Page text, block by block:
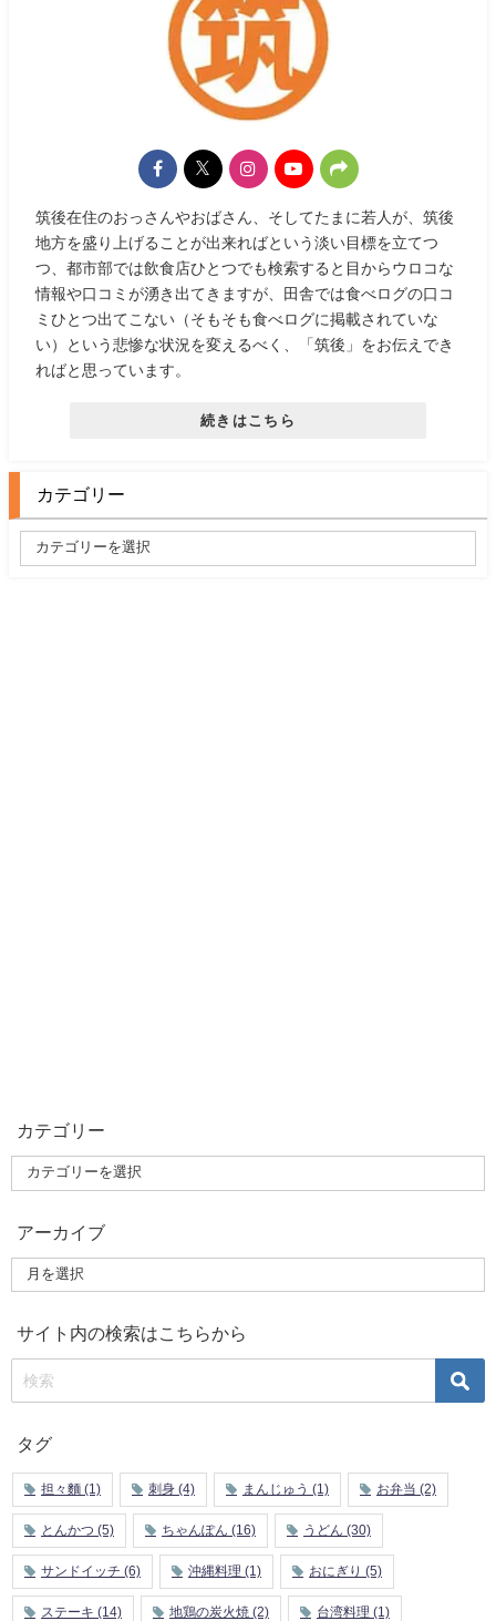
筑後在住のおっさんやおばさん、そしてたまに若人が、筑後
地方を盛り上げることが出来ればという淡い目標を立てつ
つ、都市部では飲食店ひとつでも検索すると目からウロコな
情報や口コミが湧き出てきますが、田舎では食べログの口コ
ミひとつ出てこない（そもそも食べログに掲載されていな
い）という悲惨な状況を変えるべく、「筑後」をお伝えでき
ればと思っています。
続きはこちら
カテゴリー
カテゴリー
アーカイブ
サイト内の検索はこちらから
タグ
担々麵 (1) 刺身 (4) まんじゅう (1) お弁当 (2)
とんかつ (5) ちゃんぽん (16) うどん (30)
サンドイッチ (6) 沖縄料理 (1) おにぎり (5)
ステーキ (14) 地鶏の炭火焼 (2) 台湾料理 (1)